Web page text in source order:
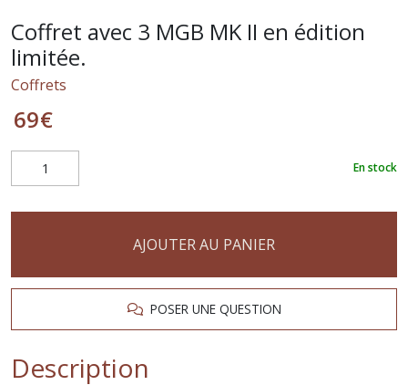
Coffret avec 3 MGB MK II en édition
limitée.
Coffrets
69€
En stock
AJOUTER AU PANIER
POSER UNE QUESTION
Description